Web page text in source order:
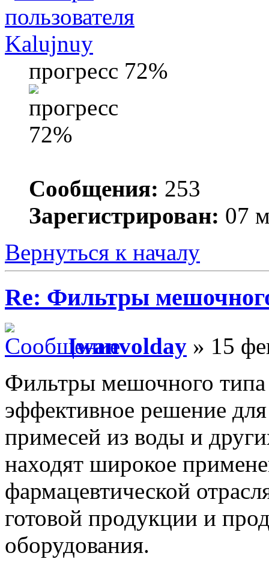
Kalujnuy
прогресс 72%
Сообщения: 253
Зарегистрирован: 07
Вернуться к началу
Re: Фильтры
Iwanvolday » 15
Фильтры мешочного типа
эффективное решение
примесей из воды и
находят широкое
фармацевтической
готовой продукции и
оборудования.